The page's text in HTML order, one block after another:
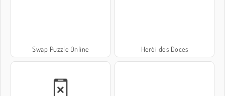
Swap Puzzle Online Herói dos Doces